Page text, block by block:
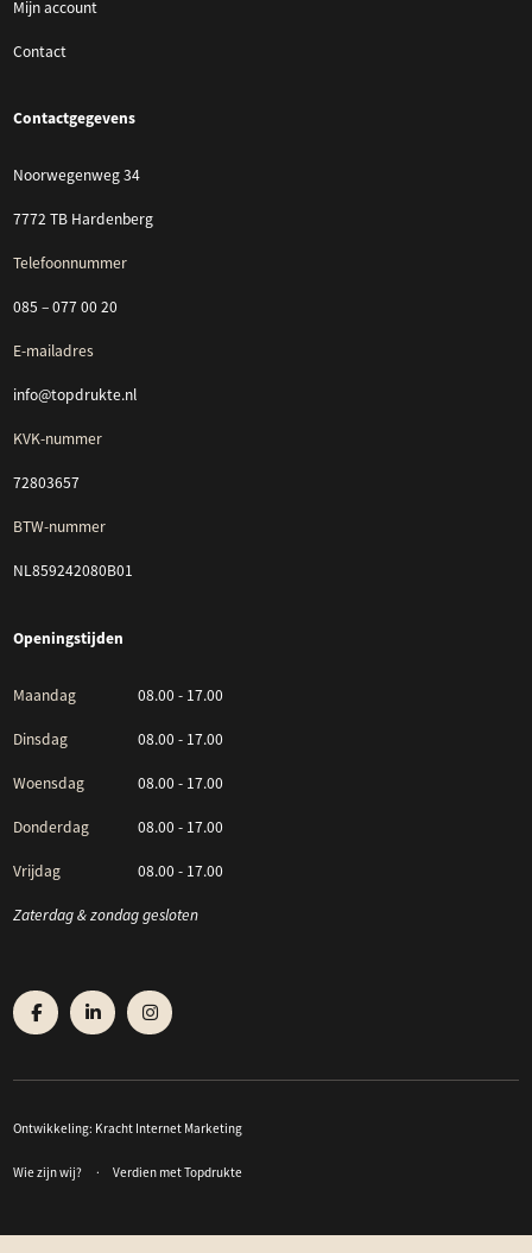
Mijn account
Contact
Contactgegevens
Noorwegenweg 34
7772 TB Hardenberg
Telefoonnummer
085 – 077 00 20
E-mailadres
info@topdrukte.nl
KVK-nummer
72803657
BTW-nummer
NL859242080B01
Openingstijden
Maandag 08.00 - 17.00
Dinsdag 08.00 - 17.00
Woensdag 08.00 - 17.00
Donderdag 08.00 - 17.00
Vrijdag 08.00 - 17.00
Zaterdag & zondag gesloten
Ontwikkeling: Kracht Internet Marketing
Wie zijn wij? Verdien met Topdrukte